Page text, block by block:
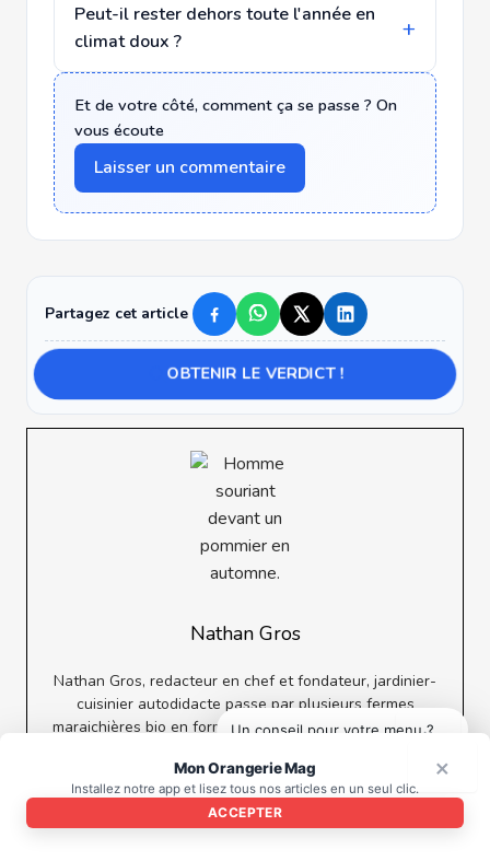
Peut-il rester dehors toute l'année en
climat doux ?
Et de votre côté, comment ça se passe ? On
vous écoute
Laisser un commentaire
Partagez cet article
OBTENIR LE VERDICT !
Nathan Gros
Nathan Gros, redacteur en chef et fondateur, jardinier-
cuisinier autodidacte passe par plusieurs fermes
maraichières bio en formation continue. Specialiste des
duree, il publie chaque semaine recette saisonniere, fiche
technique potager ou portrait de producteur engage.
×
Un conseil pour votre menu ?
×
Mon Orangerie Mag
Installez notre app et lisez tous nos articles en un seul clic.
ACCEPTER